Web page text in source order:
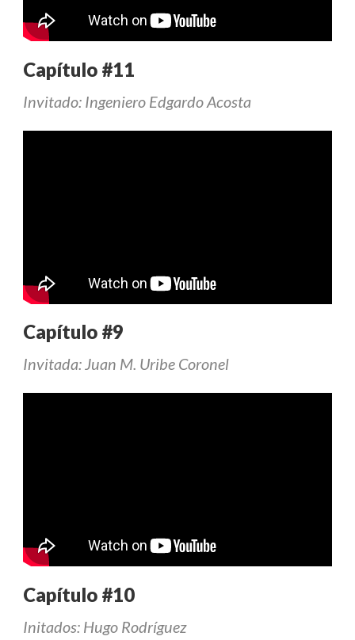
Capítulo #11
Invitado: Ingeniero Edgardo Acosta
Capítulo #9
Invitada: Juan M. Uribe Coronel
Capítulo #10
Initados: Hugo Rodríguez